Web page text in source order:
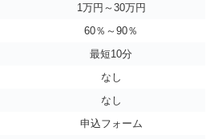
1万円～30万円
60％～90％
最短10分
なし
なし
申込フォーム